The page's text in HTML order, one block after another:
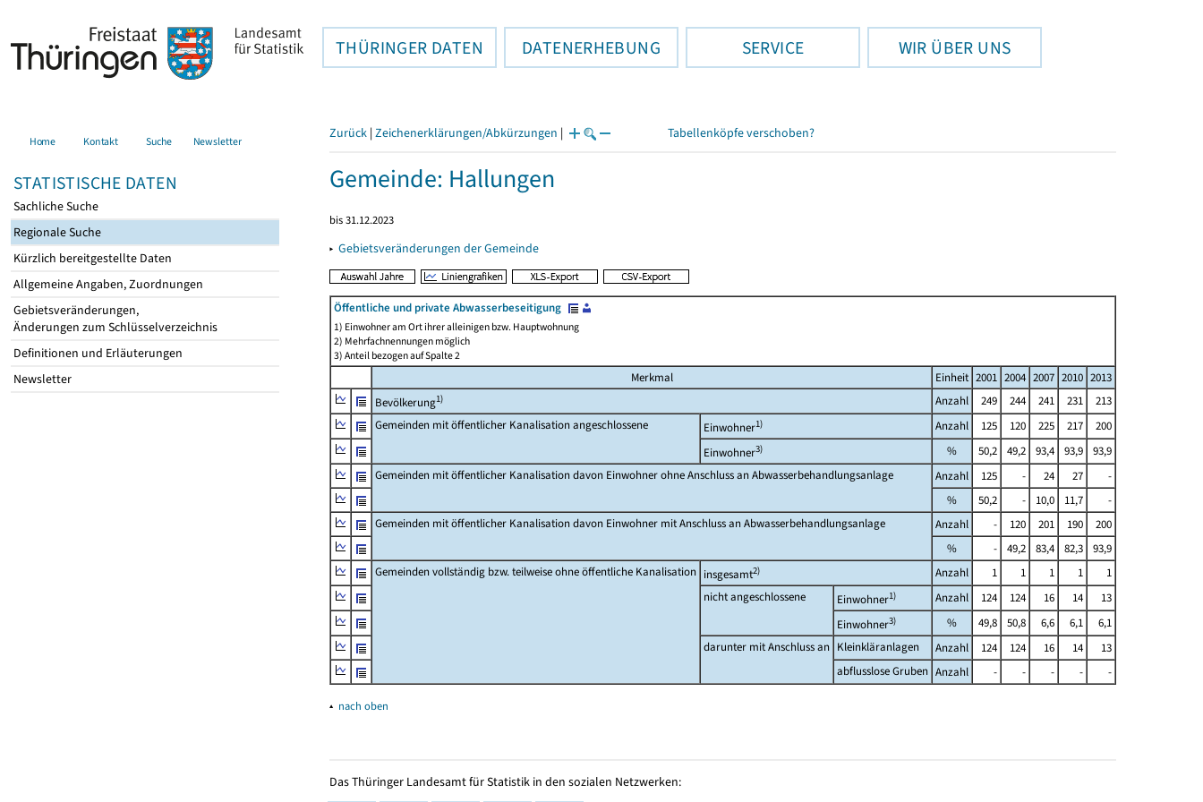
THÜRINGER DATEN DATENERHEBUNG SERVICE WIR ÜBER UNS
Home Kontakt Suche Newsletter
STATISTISCHE DATEN
Sachliche Suche
Regionale Suche
Kürzlich bereitgestellte Daten
Allgemeine Angaben, Zuordnungen
Gebietsveränderungen,
Änderungen zum Schlüsselverzeichnis
Definitionen und Erläuterungen
Newsletter
Zurück | Zeichenerklärungen/Abkürzungen | Tabellenköpfe verschoben?
Gemeinde: Hallungen
bis 31.12.2023
▸ Gebietsveränderungen der Gemeinde
Öffentliche und private Abwasserbeseitigung
1) Einwohner am Ort ihrer alleinigen bzw. Hauptwohnung
2) Mehrfachnennungen möglich
3) Anteil bezogen auf Spalte 2
Merkmal Einheit 2001 2004 2007 2010 2013
Bevölkerung1) Anzahl 249 244 241 231
213
Gemeinden mit öffentlicher Kanalisation angeschlossene
Einwohner1) Anzahl 125 120 225 217
200
Einwohner3) % 50,2 49,2 93,4 93,9
93,9
Gemeinden mit öffentlicher Kanalisation davon Einwohner ohne Anschluss an Abwasserbehandlungsanlage
Anzahl 125 - 24 27
-
%
50,2 - 10,0 11,7
-
Gemeinden mit öffentlicher Kanalisation davon Einwohner mit Anschluss an Abwasserbehandlungsanlage
Anzahl - 120 201 190
200
%
- 49,2 83,4 82,3
93,9
Gemeinden vollständig bzw. teilweise ohne öffentliche Kanalisation insgesamt2) Anzahl 1 1 1 1
1
nicht angeschlossene
Einwohner1) Anzahl 124 124 16 14
13
Einwohner3) % 49,8 50,8 6,6 6,1
6,1
darunter mit Anschluss an Kleinkläranlagen Anzahl 124 124 16 14
13
abflusslose Gruben Anzahl - - - - -
▴ nach oben
Das Thüringer Landesamt für Statistik in den sozialen Netzwerken: